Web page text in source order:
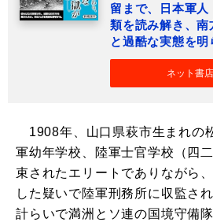
留まで、日本軍
類を読み解き、
と過酷な実態を明
ネット書
1908年、山口県萩市生まれの
軍幼年学校、陸軍士官学校（四
束されたエリートでありながら
した疑いで陸軍刑務所に収監さ
計らいで満洲とソ連の国境守備